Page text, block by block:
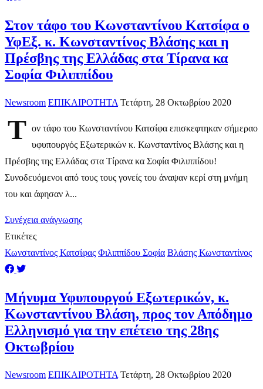
Στον τάφο του Κωνσταντίνου Κατσίφα ο
ΥφΕξ. κ. Κωνσταντίνος Βλάσης και η
Πρέσβης της Ελλάδας στα Τίρανα κα
Σοφία Φιλιππίδου
Newsroom ΕΠΙΚΑΙΡΟΤΗΤΑ Τετάρτη, 28 Οκτωβρίου 2020
Τ ον τάφο του Κωνσταντίνου Κατσίφα επισκεφτηκαν σήμεραο
υφυπουργός Εξωτερικών κ. Κωνσταντίνος Βλάσης και η
Πρέσβης της Ελλάδας στα Τίρανα κα Σοφία Φιλιππίδου!
Συνοδευόμενοι από τους τους γονείς του άναψαν κερί στη μνήμη
του και άφησαν λ...
Συνέχεια ανάγνωσης
Ετικέτες
Κωνσταντίνος Κατσίφας Φιλιππίδου Σοφία Βλάσης Κωνσταντίνος
Μήνυμα Υφυπουργού Εξωτερικών, κ.
Κωνσταντίνου Βλάση, προς τον Απόδημο
Ελληνισμό για την επέτειο της 28ης
Οκτωβρίου
Newsroom ΕΠΙΚΑΙΡΟΤΗΤΑ Τετάρτη, 28 Οκτωβρίου 2020